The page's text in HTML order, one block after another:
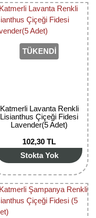
TÜKENDİ
Katmerli Lavanta Renkli
Lisianthus Çiçeği Fidesi
Lavender(5 Adet)
102,30 TL
Stokta Yok